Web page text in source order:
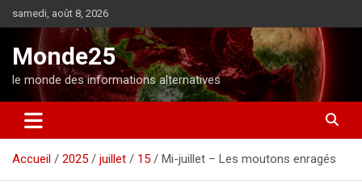
l
o
t
samedi, août 8, 2026
Monde25
le monde des informations alternatives
Accueil 2025 juillet 15 Mi-juillet – Les moutons enragés